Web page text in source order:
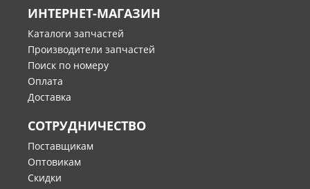
ИНТЕРНЕТ-МАГАЗИН
Каталоги запчастей
Производители запчастей
Поиск по номеру
Оплата
Доставка
СОТРУДНИЧЕСТВО
Поставщикам
Оптовикам
Скидки